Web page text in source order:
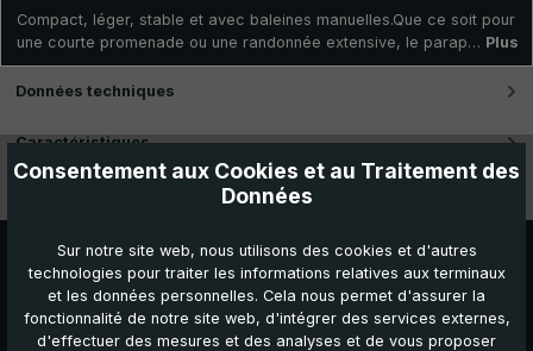
Compact, léger, stable et avec baleines manuelles.Que ce soit pour
une courte promenade ou une randonnée extensive, le parap… Plus
Données techniques
Caractéristiques
Consentement aux Cookies et au Traitement des
Données
Sur notre site web, nous utilisons des cookies et d'autres
technologies pour traiter les informations relatives aux terminaux
et les données personnelles. Cela nous permet d'assurer la
fonctionnalité de notre site web, d'intégrer des services externes,
d'effectuer des mesures et des analyses et de vous proposer